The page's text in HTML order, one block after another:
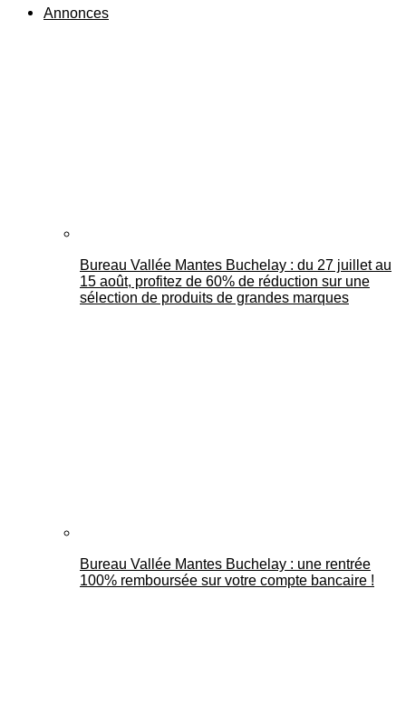
Annonces
Bureau Vallée Mantes Buchelay : du 27 juillet au
15 août, profitez de 60% de réduction sur une
sélection de produits de grandes marques
Bureau Vallée Mantes Buchelay : une rentrée
100% remboursée sur votre compte bancaire !